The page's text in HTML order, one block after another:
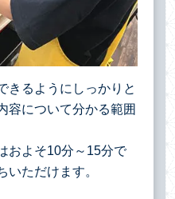
きるようにしっかりと
容について分かる範囲
およそ10分～15分で
いただけます。